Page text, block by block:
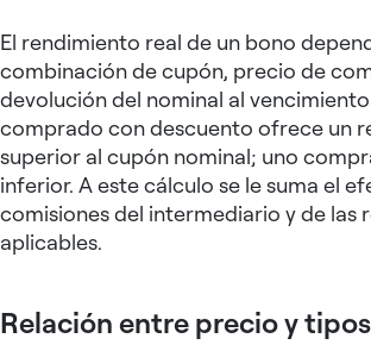
El rendimiento real de un bono
combinación de cupón, precio de
devolución del nominal al
comprado con descuento ofrece un
superior al cupón nominal; uno
inferior. A este cálculo se le suma el
comisiones del intermediario y de las
aplicables.
Relación entre precio y